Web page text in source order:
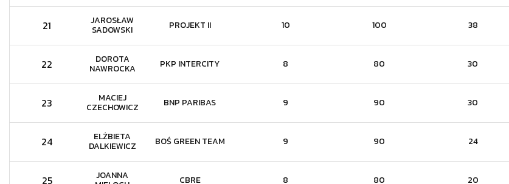
21 JAROSŁAW
SADOWSKI PROJEKT II 10 100 38
22 DOROTA
NAWROCKA PKP INTERCITY 8 80 30
23 MACIEJ
CZECHOWICZ BNP PARIBAS 9 90 30
24 ELŻBIETA
DALKIEWICZ BOŚ GREEN TEAM 9 90 24
25 JOANNA CBRE 8 80 20